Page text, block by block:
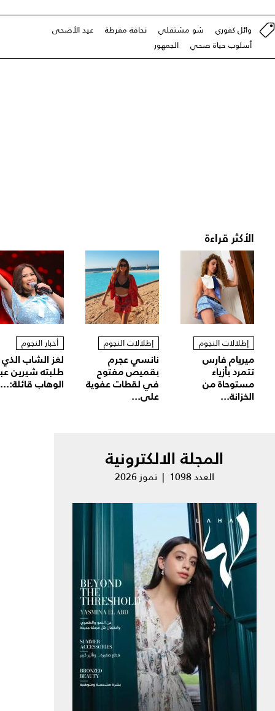
وائل كفوري شو مشتقلي نحافة مفرطة
عيد الأضحى
أسلوب حياة صحي
الجمهور
الأكثر قراءة
إطلالات النجوم
ميريام فارس
تتمرد بأزياء
مستوحاة من
الخزانة...
إطلالات النجوم
نانسي عجرم
بقميص مفتوح
في لقطات عفوية
على...
أخبار النجوم
لغز الشاب الذي
طلبته شيرين
الوهاب قائلة:...
المجلة الالكترونية
العدد 1098 | تموز 2026